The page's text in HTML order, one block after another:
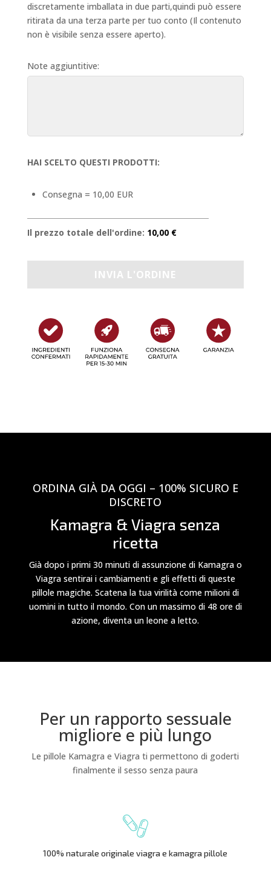
discretamente imballata in due parti,quindi può essere
ritirata da una terza parte per tuo conto (Il contenuto
non è visibile senza essere aperto).
Note aggiuntitive:
HAI SCELTO QUESTI PRODOTTI:
Consegna = 10,00 EUR
Il prezzo totale dell'ordine: 10,00 €
ORDINA GIÀ DA OGGI – 100% SICURO E
DISCRETO
Kamagra & Viagra senza
ricetta
Già dopo i primi 30 minuti di assunzione di Kamagra o
Viagra sentirai i cambiamenti e gli effetti di queste
pillole magiche. Scatena la tua virilità come milioni di
uomini in tutto il mondo. Con un massimo di 48 ore di
azione, diventa un leone a letto.
Per un rapporto sessuale
migliore e più lungo
Le pillole Kamagra e Viagra ti permettono di goderti
finalmente il sesso senza paura
100% naturale originale viagra e kamagra pillole